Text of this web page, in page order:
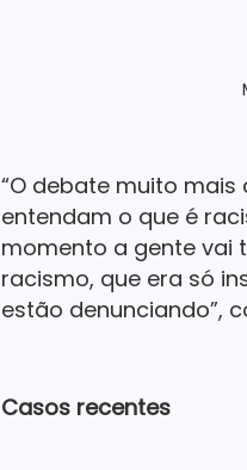
“O debate muito
entendam o que é
momento a gente vai
racismo, que era só
estão denunciando”,
Casos recentes